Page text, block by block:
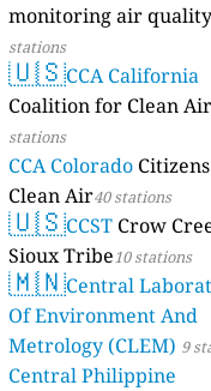
monitoring air
stations
🇺🇸CCA California
Coalition for Clean
stations
CCA Colorado
Clean Air40 stations
🇺🇸CCST Crow
Sioux Tribe10 stations
🇲🇳Central
Of Environment And
Metrology (CLEM) 9
Central Philippine